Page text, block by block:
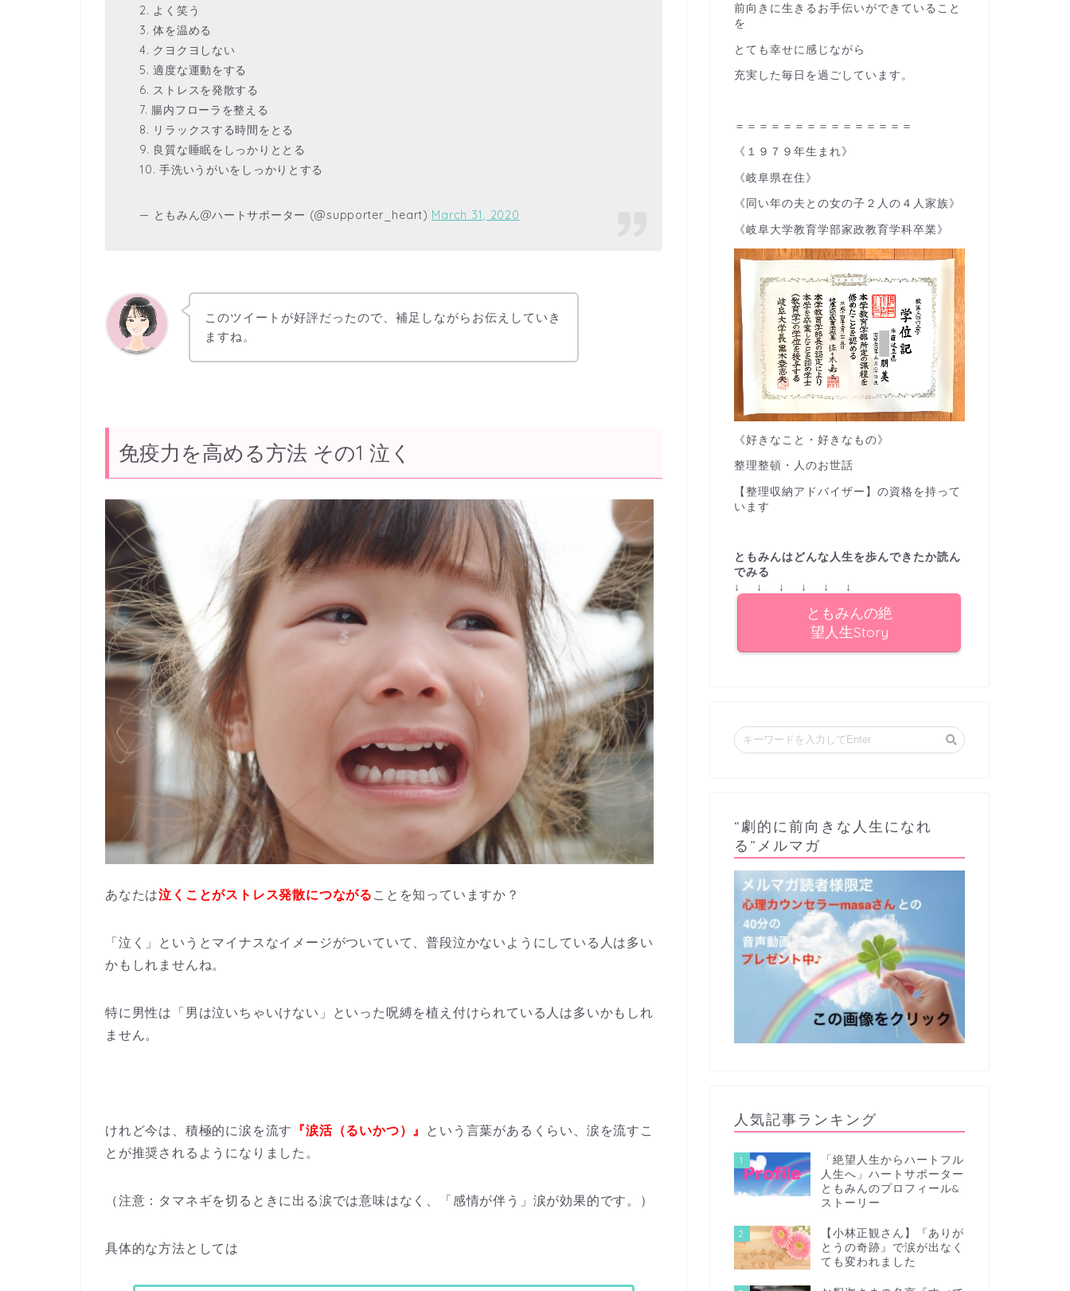
2. よく笑う
3. 体を温める
4. クヨクヨしない
5. 適度な運動をする
6. ストレスを発散する
7. 腸内フローラを整える
8. リラックスする時間をとる
9. 良質な睡眠をしっかりととる
10. 手洗いうがいをしっかりとする
— ともみん@ハートサポーター (@supporter_heart) March 31, 2020
このツイートが好評だったので、補足しながらお伝えしていき
ますね。
免疫力を高める方法 その1 泣く
あなたは泣くことがストレス発散につながる ことを知っていますか？
「泣く」というとマイナスなイメージがついていて、普段泣かないようにしている人は多い
かもしれませんね。
特に男性は「男は泣いちゃいけない」といった呪縛を植え付けられている人は多いかもしれ
ません。
けれど今は、積極的に涙を流す 『涙活（るいかつ）』 という言葉があるくらい、涙を流すこ
とが推奨されるようになりました。
（注意：タマネギを切るときに出る涙では意味はなく、「感情が伴う」涙が効果的です。）
具体的な方法としては
前向きに生きるお手伝いができていること
を
とても幸せに感じながら
充実した毎日を過ごしています。
＝＝＝＝＝＝＝＝＝＝＝＝＝＝＝
《１９７９年生まれ》
《岐阜県在住》
《同い年の夫との女の子２人の４人家族》
《岐阜大学教育学部家政教育学科卒業》
《好きなこと・好きなもの》
整理整頓・人のお世話
【整理収納アドバイザー】の資格を持って
います
ともみんはどんな人生を歩んできたか読ん
でみる
↓ ↓ ↓ ↓ ↓ ↓
ともみんの絶
望人生Story
“劇的に前向きな人生になれ
る”メルマガ
人気記事ランキング
1
「絶望人生からハートフル
人生へ」ハートサポーター
ともみんのプロフィール&
ストーリー
2
【小林正観さん】『ありが
とうの奇跡』で涙が出なく
ても変われました